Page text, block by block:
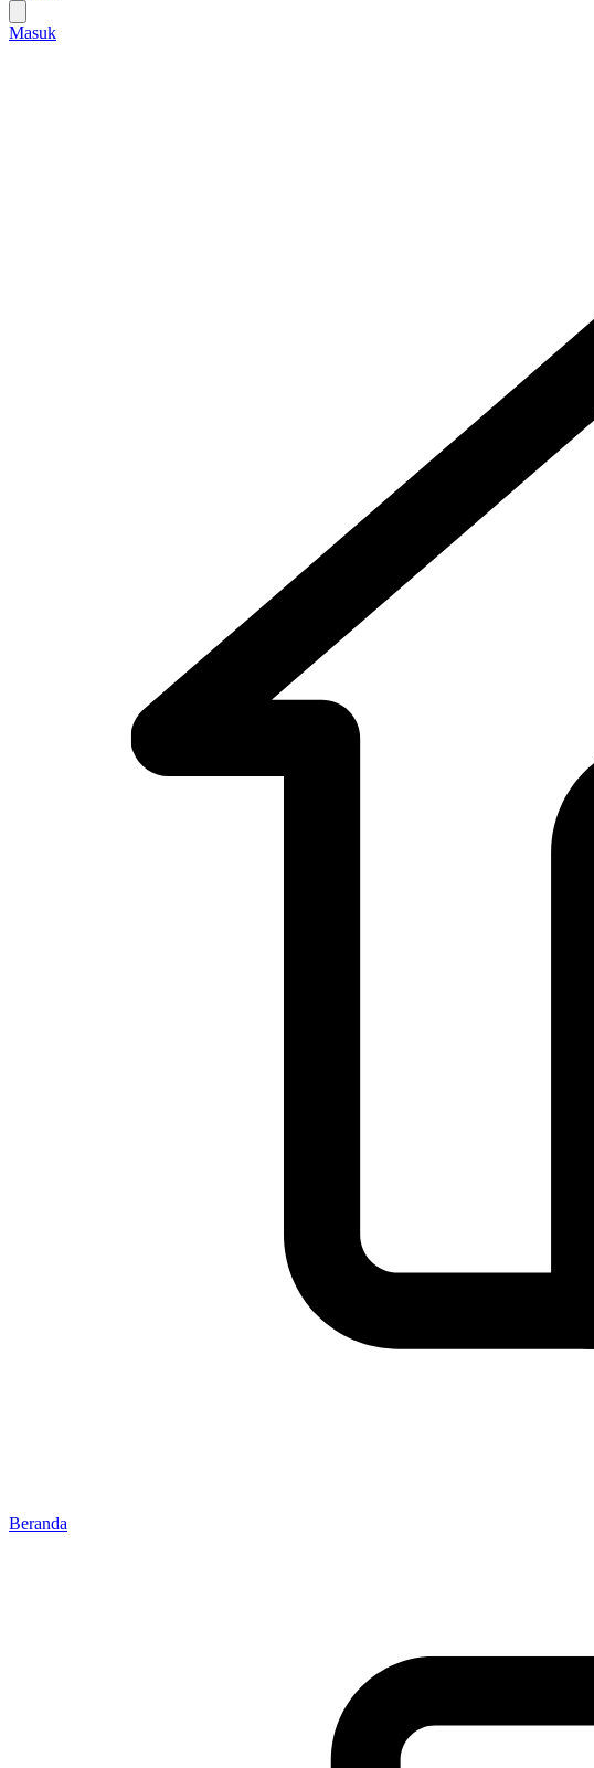
Masuk
Beranda